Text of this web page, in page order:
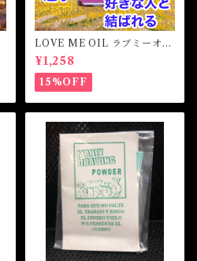
LOVE ME OIL ラブミーオイ
ル -相思相愛・愛される-
¥1,258
15%OFF